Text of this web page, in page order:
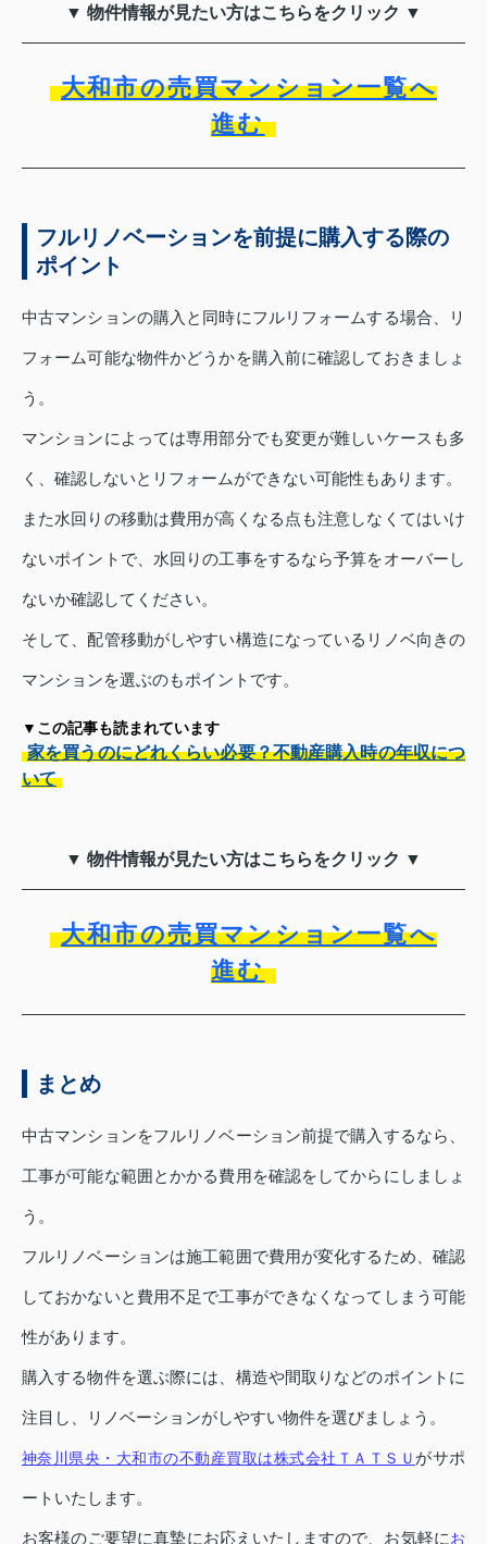
▼ 物件情報が見たい方はこちらをクリック ▼
大和市の売買マンション一覧へ
進む
フルリノベーションを前提に購入する際の
ポイント
中古マンションの購入と同時にフルリフォームする場合、リ
フォーム可能な物件かどうかを購入前に確認しておきましょ
う。
マンションによっては専用部分でも変更が難しいケースも多
く、確認しないとリフォームができない可能性もあります。
また水回りの移動は費用が高くなる点も注意しなくてはいけ
ないポイントで、水回りの工事をするなら予算をオーバーし
ないか確認してください。
そして、配管移動がしやすい構造になっているリノベ向きの
マンションを選ぶのもポイントです。
▼この記事も読まれています
家を買うのにどれくらい必要？不動産購入時の年収につ
いて
▼ 物件情報が見たい方はこちらをクリック ▼
大和市の売買マンション一覧へ
進む
まとめ
中古マンションをフルリノベーション前提で購入するなら、
工事が可能な範囲とかかる費用を確認をしてからにしましょ
う。
フルリノベーションは施工範囲で費用が変化するため、確認
しておかないと費用不足で工事ができなくなってしまう可能
性があります。
購入する物件を選ぶ際には、構造や間取りなどのポイントに
注目し、リノベーションがしやすい物件を選びましょう。
神奈川県央・大和市の不動産買取は株式会社ＴＡＴＳＵ がサポ
ートいたします。
お客様のご要望に真摯にお応えいたしますので、お気軽にお